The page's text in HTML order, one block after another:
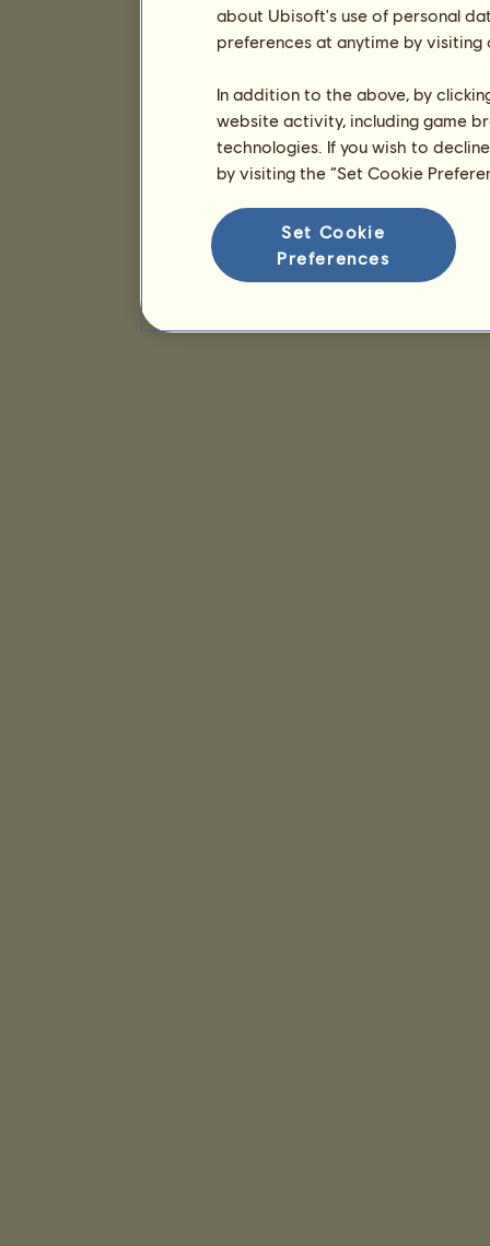
about Ubisoft's use of personal
preferences at anytime by
In addition to the above, by
website activity, including game
technologies. If you wish to
by visiting the “Set Cookie
Set Cookie
Preferences